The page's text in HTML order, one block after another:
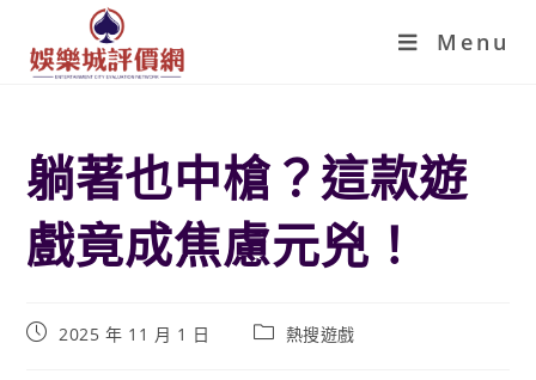
Menu
躺著也中槍？這款遊
戲竟成焦慮元兇！
2025 年 11 月 1 日 熱搜遊戲